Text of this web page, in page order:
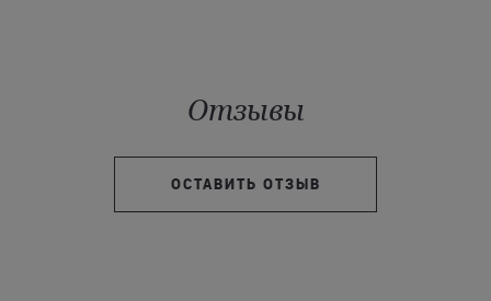
Отзывы
ОСТАВИТЬ ОТЗЫВ